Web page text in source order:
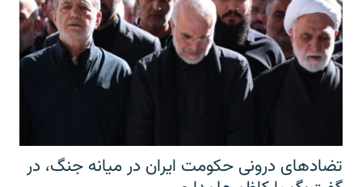
تضادهای درونی حکومت ایران در میانه جنگ، در